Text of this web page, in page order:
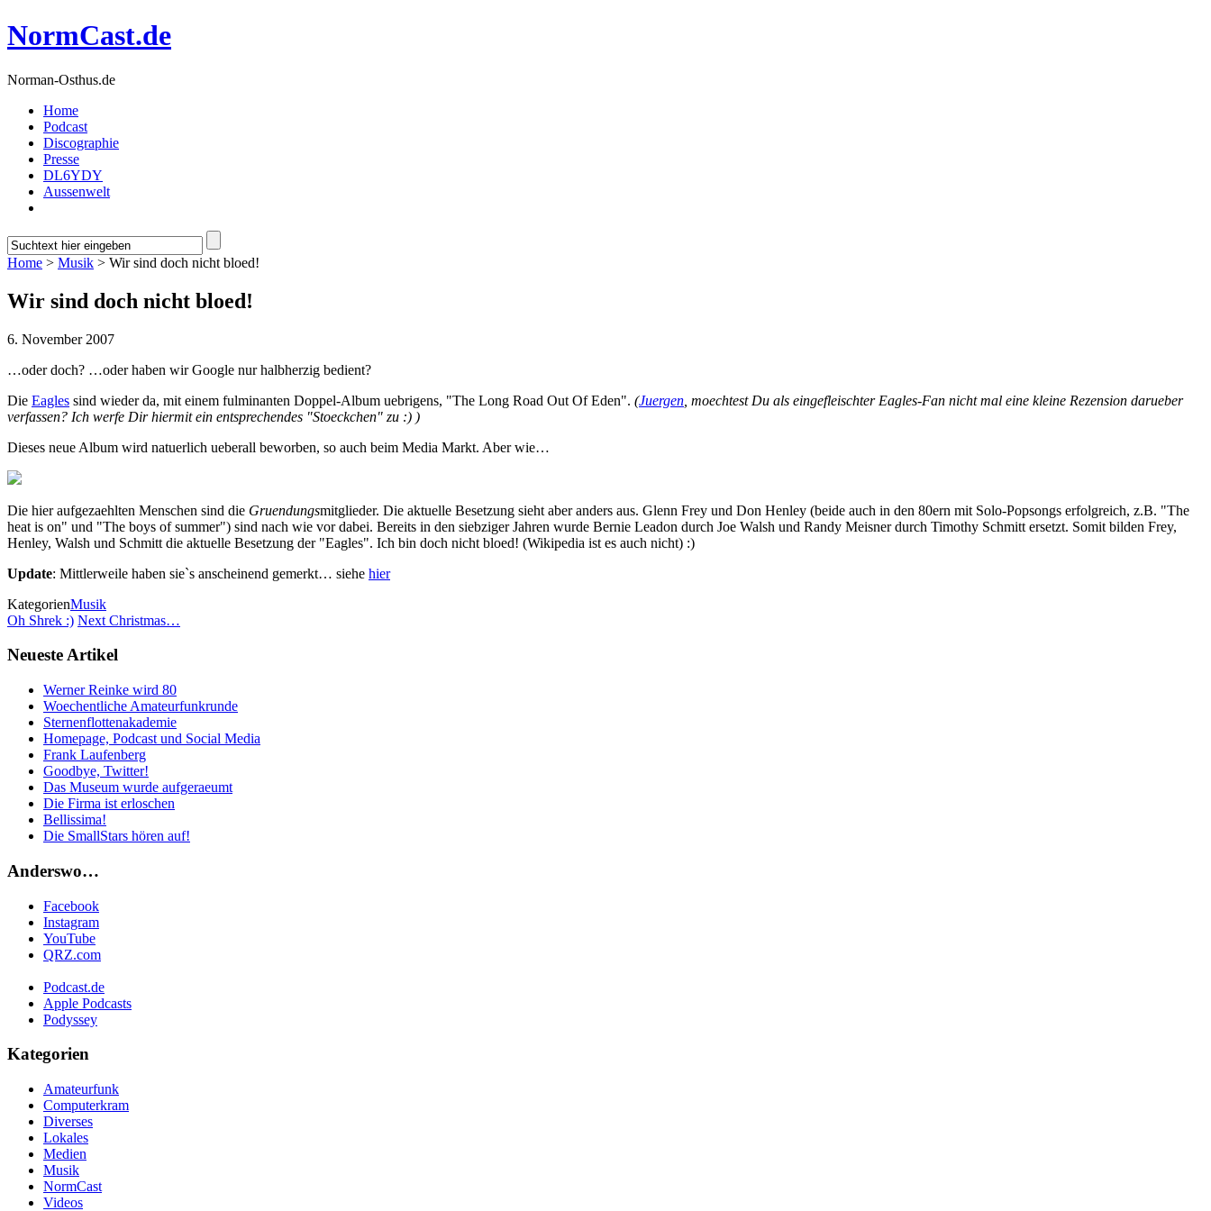
NormCast.de
Norman-Osthus.de
Home
Podcast
Discographie
Presse
DL6YDY
Aussenwelt
Home > Musik > Wir sind doch nicht bloed!
Wir sind doch nicht bloed!
6. November 2007
…oder doch? …oder haben wir Google nur halbherzig bedient?
Die Eagles sind wieder da, mit einem fulminanten Doppel-Album uebrigens, "The Long Road Out Of Eden". (Juergen , moechtest Du als eingefleischter Eagles-Fan nicht mal eine kleine Rezension darueber
verfassen? Ich werfe Dir hiermit ein entsprechendes "Stoeckchen" zu :) )
Dieses neue Album wird natuerlich ueberall beworben, so auch beim Media Markt. Aber wie…
Die hier aufgezaehlten Menschen sind die Gruendungsmitglieder. Die aktuelle Besetzung sieht aber anders aus. Glenn Frey und Don Henley (beide auch in den 80ern mit Solo-Popsongs erfolgreich, z.B. "The
heat is on" und "The boys of summer") sind nach wie vor dabei. Bereits in den siebziger Jahren wurde Bernie Leadon durch Joe Walsh und Randy Meisner durch Timothy Schmitt ersetzt. Somit bilden Frey,
Henley, Walsh und Schmitt die aktuelle Besetzung der "Eagles". Ich bin doch nicht bloed! (Wikipedia ist es auch nicht) :)
Update: Mittlerweile haben sie`s anscheinend gemerkt… siehe hier
KategorienMusik
Oh Shrek :) Next Christmas…
Neueste Artikel
Werner Reinke wird 80
Woechentliche Amateurfunkrunde
Sternenflottenakademie
Homepage, Podcast und Social Media
Frank Laufenberg
Goodbye, Twitter!
Das Museum wurde aufgeraeumt
Die Firma ist erloschen
Bellissima!
Die SmallStars hören auf!
Anderswo…
Facebook
Instagram
YouTube
QRZ.com
Podcast.de
Apple Podcasts
Podyssey
Kategorien
Amateurfunk
Computerkram
Diverses
Lokales
Medien
Musik
NormCast
Videos